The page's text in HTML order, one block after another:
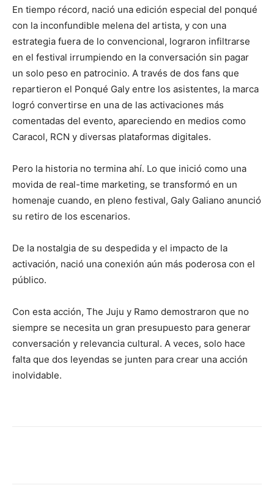
En tiempo récord, nació una edición especial del ponqué
con la inconfundible melena del artista, y con una
estrategia fuera de lo convencional, lograron infiltrarse
en el festival irrumpiendo en la conversación sin pagar
un solo peso en patrocinio. A través de dos fans que
repartieron el Ponqué Galy entre los asistentes, la marca
logró convertirse en una de las activaciones más
comentadas del evento, apareciendo en medios como
Caracol, RCN y diversas plataformas digitales.
Pero la historia no termina ahí. Lo que inició como una
movida de real-time marketing, se transformó en un
homenaje cuando, en pleno festival, Galy Galiano anunció
su retiro de los escenarios.
De la nostalgia de su despedida y el impacto de la
activación, nació una conexión aún más poderosa con el
público.
Con esta acción, The Juju y Ramo demostraron que no
siempre se necesita un gran presupuesto para generar
conversación y relevancia cultural. A veces, solo hace
falta que dos leyendas se junten para crear una acción
inolvidable.